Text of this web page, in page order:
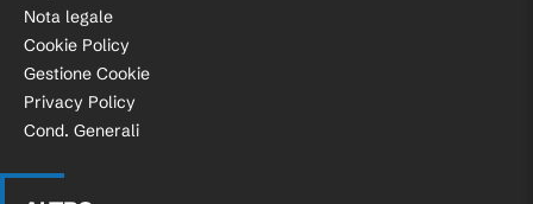
Nota legale
Cookie Policy
Gestione Cookie
Privacy Policy
Cond. Generali